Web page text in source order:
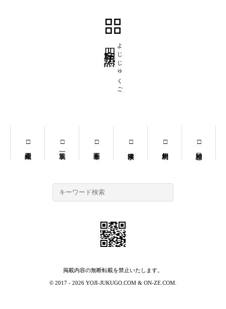
よじじゅくご
掲載内容の無断転載を禁止いたします。
© 2017 - 2026 YOJI-JUKUGO.COM & ON-ZE.COM